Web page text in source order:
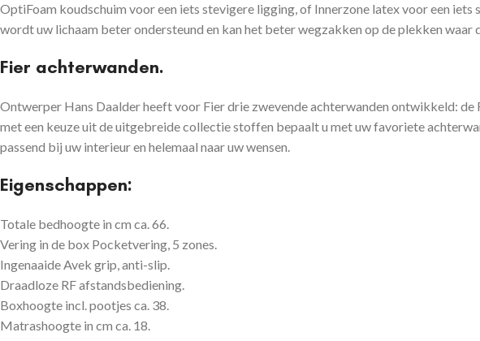
OptiFoam koudschuim voor een iets stevigere ligging, of Innerzone latex voor een
wordt uw lichaam beter ondersteund en kan het beter wegzakken op de plekken waar
Fier achterwanden.
Ontwerper Hans Daalder heeft voor Fier drie zwevende achterwanden ontwikkeld: de
met een keuze uit de uitgebreide collectie stoffen bepaalt u met uw favoriete
passend bij uw interieur en helemaal naar uw wensen.
Eigenschappen:
Totale bedhoogte in cm ca. 66.
Vering in de box Pocketvering, 5 zones.
Ingenaaide Avek grip, anti-slip.
Draadloze RF afstandsbediening.
Boxhoogte incl. pootjes ca. 38.
Matrashoogte in cm ca. 18.